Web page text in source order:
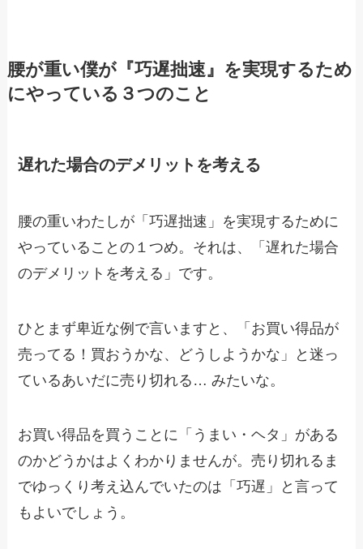
腰が重い僕が『巧遅拙速』を実現するため
にやっている３つのこと
遅れた場合のデメリットを考える
腰の重いわたしが「巧遅拙速」を実現するために
やっていることの１つめ。それは、「遅れた場合
のデメリットを考える」です。
ひとまず卑近な例で言いますと、「お買い得品が
売ってる！買おうかな、どうしようかな」と迷っ
ているあいだに売り切れる… みたいな。
お買い得品を買うことに「うまい・ヘタ」がある
のかどうかはよくわかりませんが。売り切れるま
でゆっくり考え込んでいたのは「巧遅」と言って
もよいでしょう。